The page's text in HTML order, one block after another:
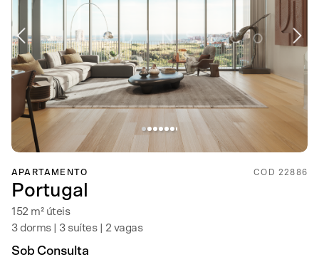
APARTAMENTO COD 22886
Portugal
152 m² úteis
3 dorms | 3 suítes | 2 vagas
Sob Consulta